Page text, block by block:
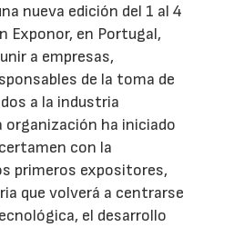
nueva edición del 1 al 4
Exponor, en Portugal,
a empresas,
de la toma de
a la industria
organización ha iniciado
con la
primeros expositores,
que volverá a centrarse
el desarrollo